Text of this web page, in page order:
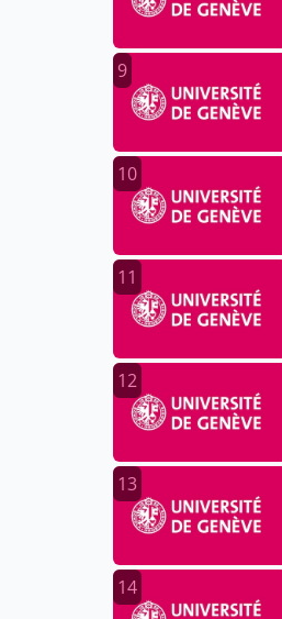
9
10
11
12
13
14